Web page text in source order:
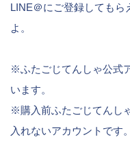
LINE＠にご登録してもら
よ。
※ふたごじてんしゃ公式
います。
※購入前ふたごじてんし
入れないアカウントです。